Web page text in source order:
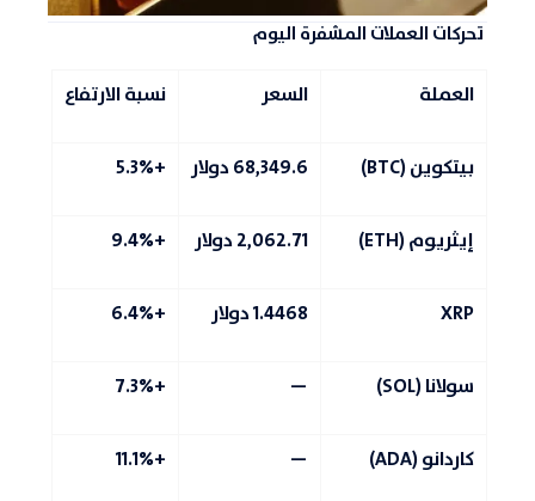
تحركات العملات المشفرة اليوم
العملة السعر نسبة الارتفاع
بيتكوين (BTC) 68,349.6 دولار +5.3%
إيثريوم (ETH) 2,062.71 دولار +9.4%
XRP 1.4468 دولار +6.4%
سولانا (SOL) —
+7.3%
كاردانو (ADA) —
+11.1%